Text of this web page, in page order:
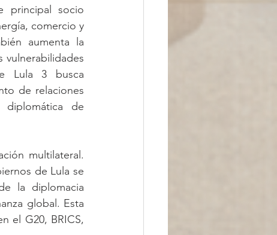
principal socio
comercio y
aumenta la
vulnerabilidades
Lula 3 busca
de relaciones
diplomática de
multilateral.
de Lula se
la diplomacia
global. Esta
el G20, BRICS,